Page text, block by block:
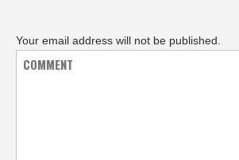
Your email address will not be published.